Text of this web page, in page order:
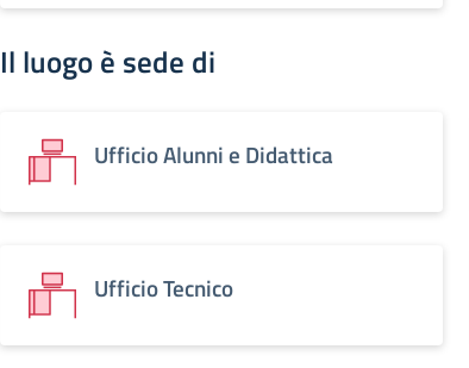
Il luogo è sede di
Ufficio Alunni e Didattica
Ufficio Tecnico